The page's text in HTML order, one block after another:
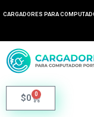
CARGADORES PARA
$0 0